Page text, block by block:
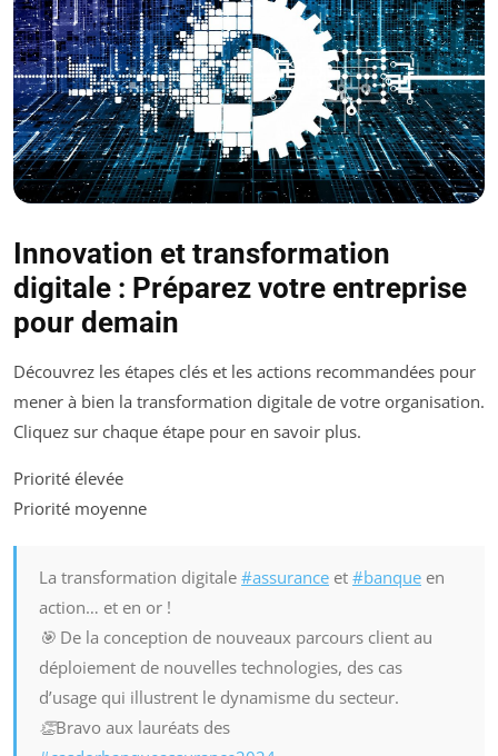
Innovation et transformation
digitale : Préparez votre entreprise
pour demain
Découvrez les étapes clés et les actions recommandées pour
mener à bien la transformation digitale de votre organisation.
Cliquez sur chaque étape pour en savoir plus.
Priorité élevée
Priorité moyenne
La transformation digitale #assurance et #banque en
action… et en or !
🎯 De la conception de nouveaux parcours client au
déploiement de nouvelles technologies, des cas
d’usage qui illustrent le dynamisme du secteur.
👏Bravo aux lauréats des